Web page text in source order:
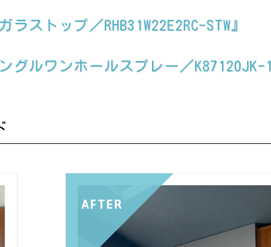
ストップ／RHB31W22E2RC-STW』
ルワンホールスプレー／K87120JK-
AFTER